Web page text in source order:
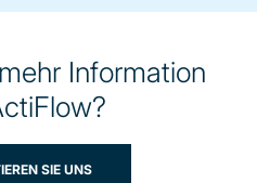
Information
SIE UNS